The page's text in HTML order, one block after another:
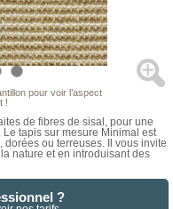
pour voir l’aspect
!
de fibres de sisal, pour une
tapis sur mesure Minimal est
ou terreuses. Il vous invite
nature et en introduisant des
?